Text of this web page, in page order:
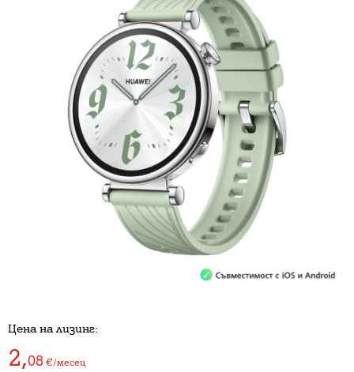
Цена на лизинг:
2,08 €/месец